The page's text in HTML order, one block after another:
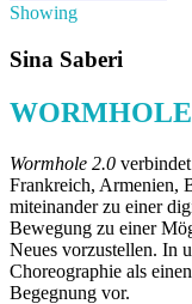
Showing
Sina Saberi
WORMHOLE
Wormhole 2.0
Frankreich, Armenien,
miteinander zu einer
Bewegung zu einer
Neues vorzustellen. In
Choreographie als
Begegnung vor.